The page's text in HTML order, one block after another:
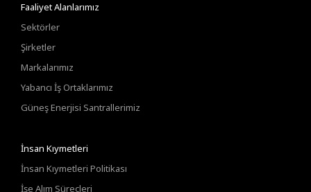
Faaliyet Alanlarımız
Sektörler
Şirketler
Markalarımız
Yabancı İş Ortaklarımız
Güneş Enerjisi Santrallerimiz
İnsan Kıymetleri
İnsan Kıymetleri Politikası
İşe Alım Süreçleri